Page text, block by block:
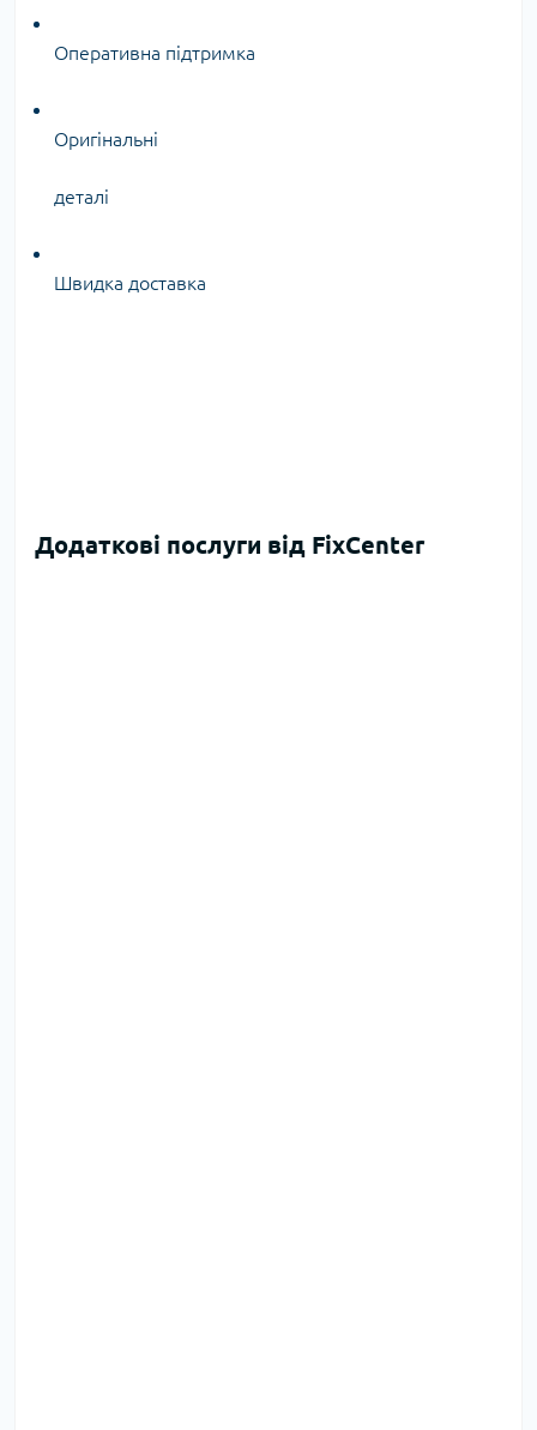
Оперативна підтримка
Оригінальні
деталі
Швидка доставка
Додаткові послуги від FixCenter